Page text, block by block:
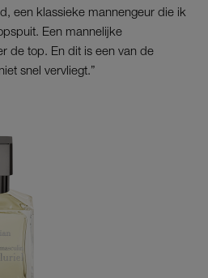
een klassieke mannengeur die ik
Een mannelijke
de top. En dit is een van de
snel vervliegt.”